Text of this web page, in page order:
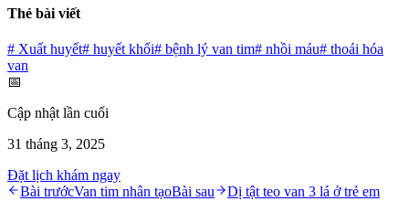
Thẻ bài viết
# Xuất huyết# huyết khối# bệnh lý van tim# nhồi máu# thoái hóa
van
📅
Cập nhật lần cuối
31 tháng 3, 2025
Đặt lịch khám ngay
Bài trướcVan tim nhân tạoBài sau Dị tật teo van 3 lá ở trẻ em